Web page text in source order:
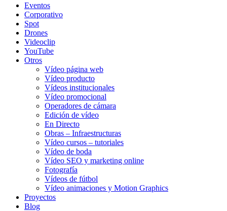
Eventos
Corporativo
Spot
Drones
Videoclip
YouTube
Otros
Vídeo página web
Vídeo producto
Vídeos institucionales
Vídeo promocional
Operadores de cámara
Edición de vídeo
En Directo
Obras – Infraestructuras
Vídeo cursos – tutoriales
Vídeo de boda
Vídeo SEO y marketing online
Fotografía
Vídeos de fútbol
Vídeo animaciones y Motion Graphics
Proyectos
Blog